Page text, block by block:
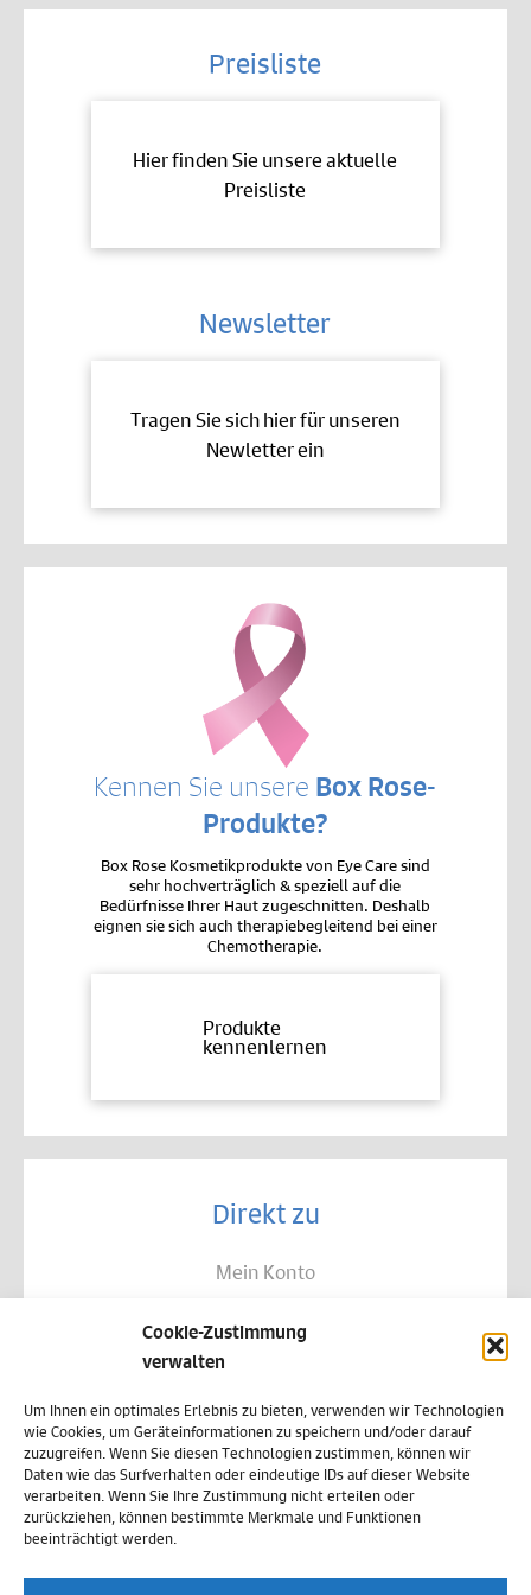
Cookie-Zustimmung
verwalten
Um Ihnen ein optimales Erlebnis zu bieten, verwenden wir Technologien
wie Cookies, um Geräteinformationen zu speichern und/oder darauf
zuzugreifen. Wenn Sie diesen Technologien zustimmen, können wir
Daten wie das Surfverhalten oder eindeutige IDs auf dieser Website
verarbeiten. Wenn Sie Ihre Zustimmung nicht erteilen oder
zurückziehen, können bestimmte Merkmale und Funktionen
beeinträchtigt werden.
Preisliste
Hier finden Sie unsere aktuelle
Preisliste
Newsletter
Tragen Sie sich hier für unseren
Newletter ein
Kennen Sie unsere Box Rose-
Produkte?
Box Rose Kosmetikprodukte von Eye Care sind
sehr hochverträglich & speziell auf die
Bedürfnisse Ihrer Haut zugeschnitten. Deshalb
eignen sie sich auch therapiebegleitend bei einer
Chemotherapie.
Produkte
kennenlernen
Direkt zu
Mein Konto
Allgemeine Geschäftsbedingungen
Datenschutz
Widerruf
Zahlungsweisen
Versand & Lieferung